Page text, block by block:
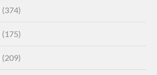
(374)
(175)
(209)